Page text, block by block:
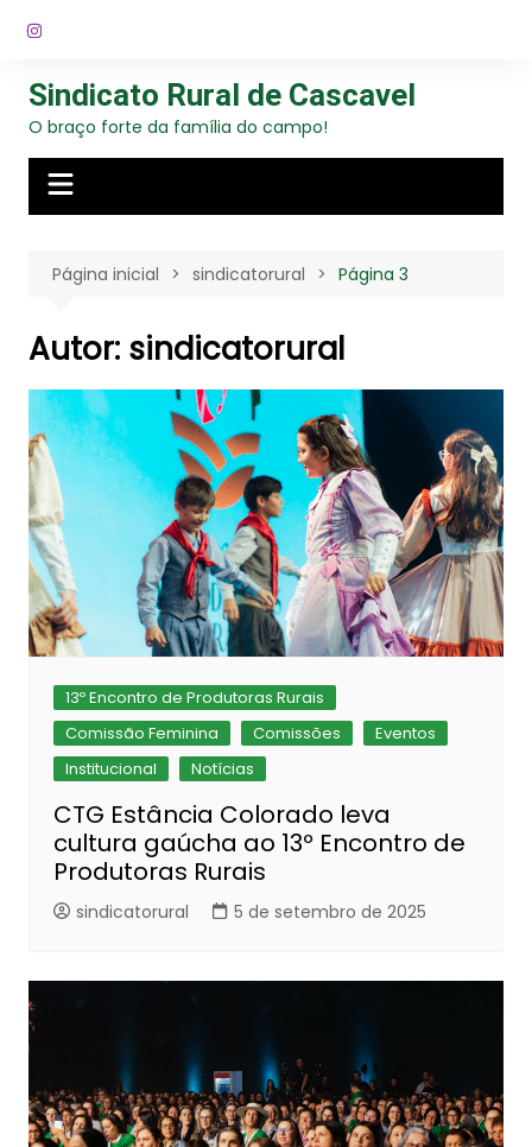
para
conteúdo
Sindicato Rural de Cascavel
O braço forte da família do campo!
Página inicial sindicatorural Página 3
Autor: sindicatorural
13º Encontro de Produtoras Rurais
Comissão Feminina
Comissões
Eventos
Institucional
Notícias
CTG Estância Colorado leva
cultura gaúcha ao 13º Encontro de
Produtoras Rurais
sindicatorural 5 de setembro de 2025